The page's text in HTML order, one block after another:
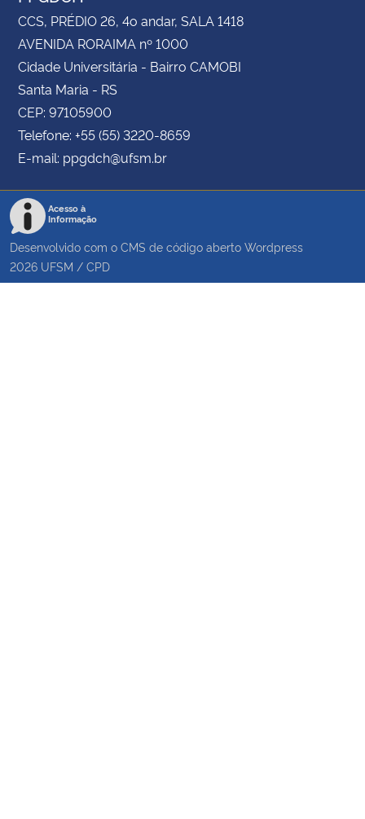
CCS, PRÉDIO 26, 4o andar, SALA 1418
AVENIDA RORAIMA nº 1000
Cidade Universitária - Bairro CAMOBI
Santa Maria - RS
CEP: 97105900
Telefone: +55 (55) 3220-8659
E-mail: ppgdch@ufsm.br
Acesso à
Informação
Desenvolvido com o CMS de código aberto Wordpress
2026 UFSM / CPD